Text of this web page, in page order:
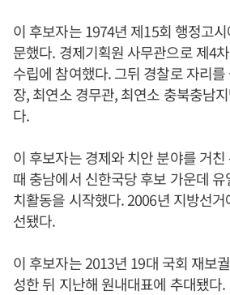
이 후보자는 1974년 제15회 행정고
문했다. 경제기획원 사무관으로 제4
수립에 참여했다. 그뒤 경찰로 자리
장, 최연소 경무관, 최연소 충북충남
다.
이 후보자는 경제와 치안 분야를 거
때 충남에서 신한국당 후보 가운데
치활동을 시작했다. 2006년 지방선
선됐다.
이 후보자는 2013년 19대 국회 재보
성한 뒤 지난해 원내대표에 추대됐다.